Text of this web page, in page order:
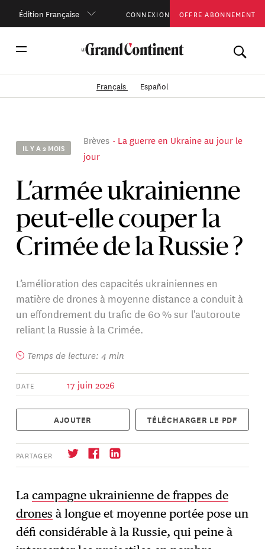
Édition Française CONNEXION OFFRE ABONNEMENT
Français Español
IL Y A 2 MOIS
Brèves
La guerre en Ukraine au jour le
jour
L’armée ukrainienne
peut-elle couper la
Crimée de la Russie ?
L’amélioration des capacités ukrainiennes en
matière de drones à moyenne distance a conduit à
un effondrement du trafic de 60 % sur l'autoroute
reliant la Russie à la Crimée.
Temps de lecture: 4 min
DATE 17 juin 2026
AJOUTER TÉLÉCHARGER LE PDF
PARTAGER
→ S'abonner
Lacampagne ukrainienne de frappes de
drones à longue et moyenne portée pose un
défi considérable à la Russie, qui peine à